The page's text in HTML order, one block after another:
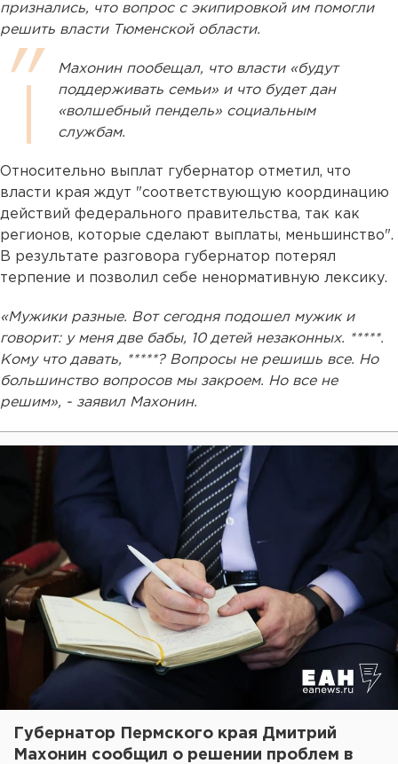
признались, что вопрос с экипировкой им помогли
решить власти Тюменской области.
Махонин пообещал, что власти «будут
поддерживать семьи» и что будет дан
«волшебный пендель» социальным
службам.
Относительно выплат губернатор отметил, что
власти края ждут "соответствующую координацию
действий федерального правительства, так как
регионов, которые сделают выплаты, меньшинство".
В результате разговора губернатор потерял
терпение и позволил себе ненормативную лексику.
«Мужики разные. Вот сегодня подошел мужик и
говорит: у меня две бабы, 10 детей незаконных. *****.
Кому что давать, *****? Вопросы не решишь все. Но
большинство вопросов мы закроем. Но все не
решим», - заявил Махонин.
Губернатор Пермского края Дмитрий
Махонин сообщил о решении проблем в